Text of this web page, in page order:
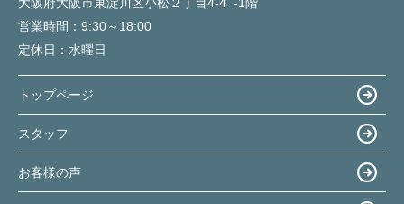
営業時間： 9:30～18:00
定休日： 水曜日
トップページ
スタッフ
お客様の声